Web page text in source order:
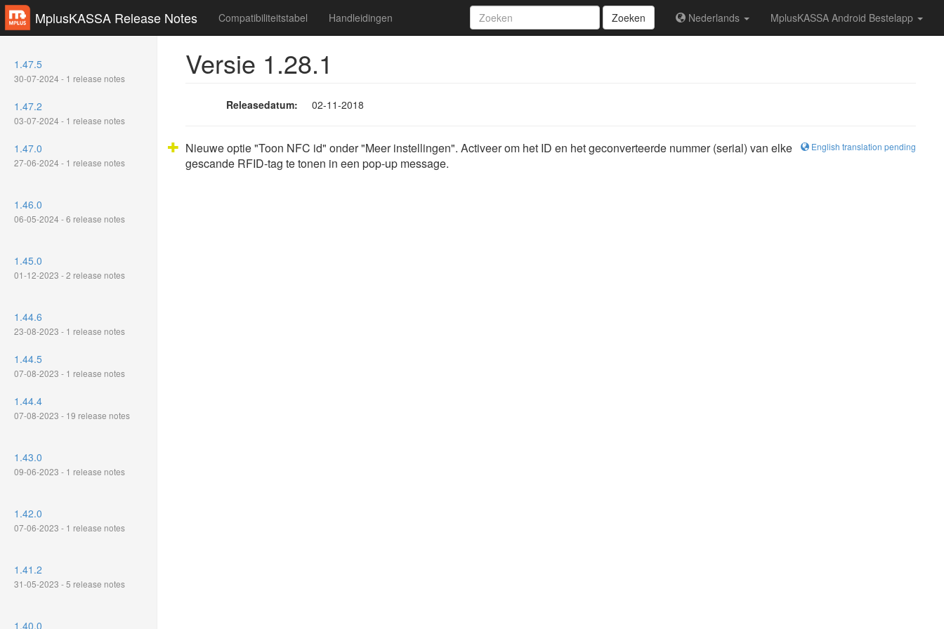
MplusKASSA Release Notes Zoeken Nederlands MplusKASSA Android Bestelapp
Compatibiliteitstabel Handleidingen
1.47.5
30-07-2024 - 1 release notes
1.47.2
03-07-2024 - 1 release notes
1.47.0
27-06-2024 - 1 release notes
1.46.0
06-05-2024 - 6 release notes
1.45.0
01-12-2023 - 2 release notes
1.44.6
23-08-2023 - 1 release notes
1.44.5
07-08-2023 - 1 release notes
1.44.4
07-08-2023 - 19 release notes
1.43.0
09-06-2023 - 1 release notes
1.42.0
07-06-2023 - 1 release notes
1.41.2
31-05-2023 - 5 release notes
1.40.0
Versie 1.28.1
Releasedatum: 02-11-2018
English translation pending
Nieuwe optie "Toon NFC id" onder "Meer instellingen". Activeer om het ID en het geconverteerde nummer (serial) van elke
gescande RFID-tag te tonen in een pop-up message.